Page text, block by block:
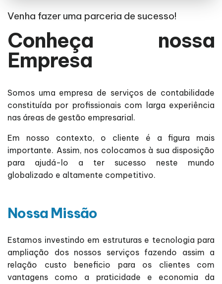
Venha fazer uma parceria de sucesso!
Conheça nossa
Empresa
Somos uma empresa de serviços de contabilidade
constituída por profissionais com larga experiência
nas áreas de gestão empresarial.
Em nosso contexto, o cliente é a figura mais
importante. Assim, nos colocamos à sua disposição
para ajudá-lo a ter sucesso neste mundo
globalizado e altamente competitivo.
Nossa Missão
Estamos investindo em estruturas e tecnologia para
ampliação dos nossos serviços fazendo assim a
relação custo beneficio para os clientes com
vantagens como a praticidade e economia da